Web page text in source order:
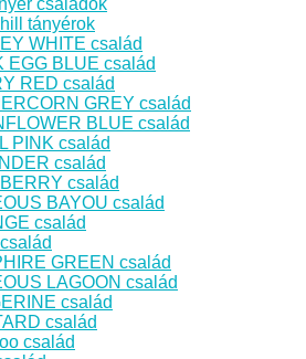
tányérok
WHITE család
EGG BLUE család
RED család
GREY család
BLUE család
PINK család
család
család
BAYOU család
család
GREEN család
LAGOON család
család
család
család